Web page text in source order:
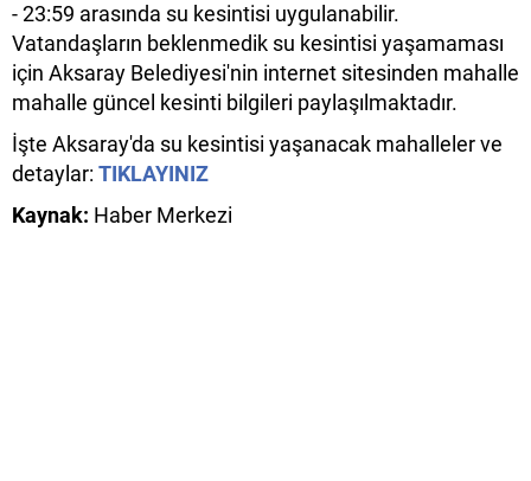
- 23:59 arasında su kesintisi uygulanabilir.
Vatandaşların beklenmedik su kesintisi yaşamaması
için Aksaray Belediyesi'nin internet sitesinden mahalle
mahalle güncel kesinti bilgileri paylaşılmaktadır.
İşte Aksaray'da su kesintisi yaşanacak mahalleler ve
detaylar: TIKLAYINIZ
Kaynak: Haber Merkezi